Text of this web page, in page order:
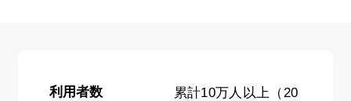
利用者数
累計10万人以上（20